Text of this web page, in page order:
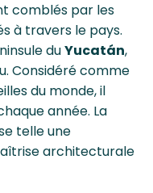
comblés par les
à travers le pays.
duYucatán,
Considéré comme
du monde, il
année. La
telle une
architecturale